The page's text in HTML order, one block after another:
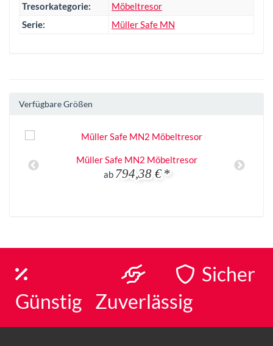
Tresorkategorie:
Möbeltresor
Serie:
Müller Safe MN
Verfügbare Größen
Müller Safe MN2 Möbeltresor
ab 794,38 € *
Günstig Zuverlässig
Sicher